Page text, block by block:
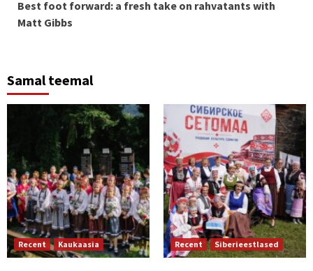
Reading
Best foot forward: a fresh take on rahvatants with
Matt Gibbs
Samal teemal
Recent Kaukaasia Recent Siberieestlased